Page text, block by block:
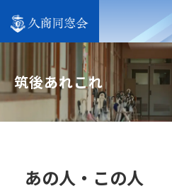
筑後あれこれ
あの人・この人